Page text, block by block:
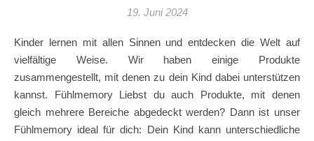
19. Juni 2024
Kinder lernen mit allen Sinnen und entdecken die Welt auf
vielfältige Weise. Wir haben einige Produkte
zusammengestellt, mit denen zu dein Kind dabei unterstützen
kannst. Fühlmemory Liebst du auch Produkte, mit denen
gleich mehrere Bereiche abgedeckt werden? Dann ist unser
Fühlmemory ideal für dich: Dein Kind kann unterschiedliche